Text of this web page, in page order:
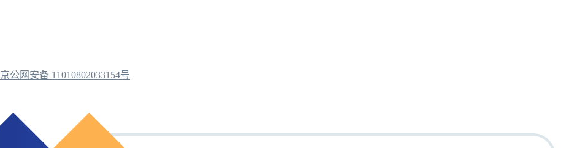
京公网安备 11010802033154号